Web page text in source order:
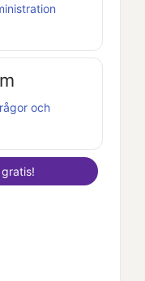
och